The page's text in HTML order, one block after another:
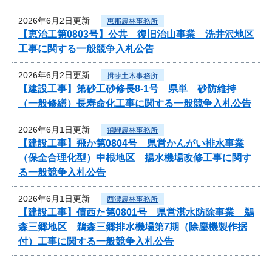
2026年6月2日更新 恵那農林事務所
【恵治工第0803号】公共 復旧治山事業 洗井沢地区
工事に関する一般競争入札公告
2026年6月2日更新 揖斐土木事務所
【建設工事】第砂工砂修長8-1号 県単 砂防維持
（一般修繕）長寿命化工事に関する一般競争入札公告
2026年6月1日更新 飛騨農林事務所
【建設工事】飛か第0804号 県営かんがい排水事業
（保全合理化型）中根地区 揚水機場改修工事に関す
る一般競争入札公告
2026年6月1日更新 西濃農林事務所
【建設工事】債西た第0801号 県営湛水防除事業 鵜
森三郷地区 鵜森三郷排水機場第7期（除塵機製作据
付）工事に関する一般競争入札公告